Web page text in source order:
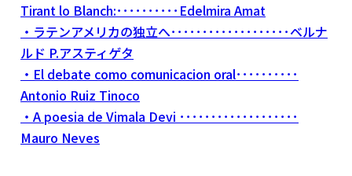
Tirant lo Blanch:･･････････Edelmira Amat
・ラテンアメリカの独立へ･･･････････････････ベルナ
ルド P.アスティゲタ
・El debate como comunicacion oral･･････････
Antonio Ruiz Tinoco
・A poesia de Vimala Devi ･･･････････････････
Mauro Neves